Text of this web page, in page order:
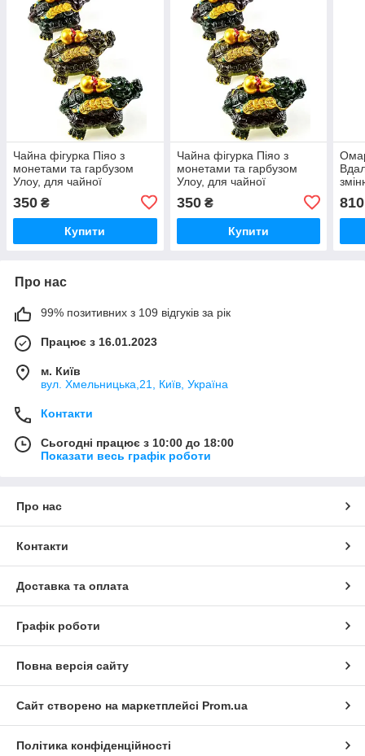
Чайна фігурка Піяо з
монетами та гарбузом
Улоу, для чайної
350 ₴
Купити
Чайна фігурка Піяо з
монетами та гарбузом
Улоу, для чайної
350₴
Купити
810
Про нас
99% позитивних з 109 відгуків за рік
Працює з 16.01.2023
м. Київ
вул. Хмельницька,21, Київ, Україна
Контакти
Сьогодні працює з 10:00 до 18:00
Показати весь графік роботи
Про нас
Контакти
Доставка та оплата
Графік роботи
Повна версія сайту
Сайт створено на маркетплейсі Prom.ua
Політика конфіденційності